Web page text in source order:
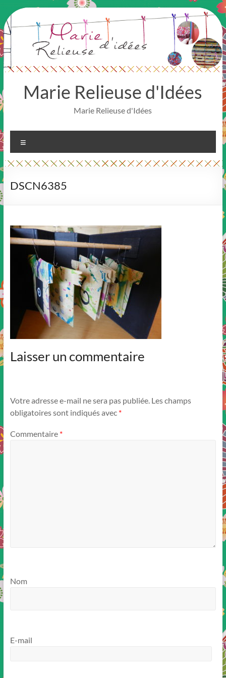
Aller
au
contenu
Marie Relieuse d'Idées
Marie Relieuse d'Idées
DSCN6385
Laisser un commentaire
Votre adresse e-mail ne sera pas publiée. Les champs
obligatoires sont indiqués avec *
Commentaire *
Nom
E-mail